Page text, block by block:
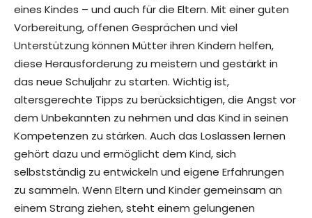
eines Kindes – und auch für die Eltern. Mit einer guten
Vorbereitung, offenen Gesprächen und viel
Unterstützung können Mütter ihren Kindern helfen,
diese Herausforderung zu meistern und gestärkt in
das neue Schuljahr zu starten. Wichtig ist,
altersgerechte Tipps zu berücksichtigen, die Angst vor
dem Unbekannten zu nehmen und das Kind in seinen
Kompetenzen zu stärken. Auch das Loslassen lernen
gehört dazu und ermöglicht dem Kind, sich
selbstständig zu entwickeln und eigene Erfahrungen
zu sammeln. Wenn Eltern und Kinder gemeinsam an
einem Strang ziehen, steht einem gelungenen